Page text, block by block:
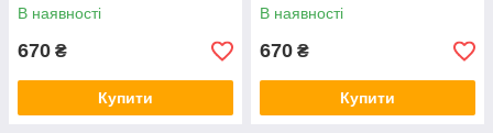
В наявності
670 ₴
Купити
В наявності
670 ₴
Купити